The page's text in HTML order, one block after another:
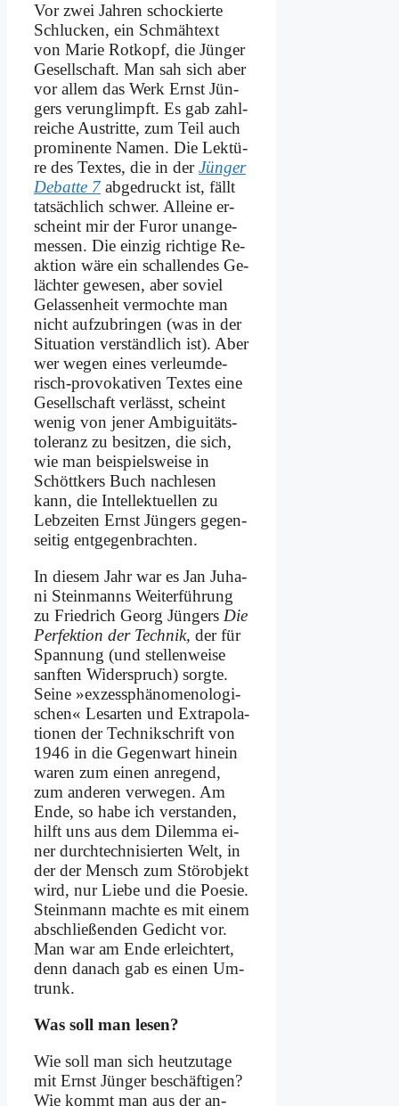
Vor zwei Jah­ren schockier­te
Schlucken, ein Schmäh­text
von Ma­rie Rot­kopf, die Jün­ger
Ge­sell­schaft. Man sah sich aber
vor al­lem das Werk Ernst Jün­
gers ver­un­glimpft. Es gab zahl­
rei­che Aus­trit­te, zum Teil auch
pro­mi­nen­te Na­men. Die Lek­tü­
re des Tex­tes, die in derJün­ger
De­bat­te 7 ab­ge­druckt ist, fällt
tat­säch­lich schwer. Al­lei­ne er­
scheint mir der Fu­ror un­an­ge­
mes­sen. Die ein­zig rich­ti­ge Re­
ak­ti­on wä­re ein schal­len­des Ge­
läch­ter ge­we­sen, aber so­viel
Ge­las­sen­heit ver­moch­te man
nicht auf­zu­brin­gen (was in der
Si­tua­ti­on ver­ständ­lich ist). Aber
wer we­gen ei­nes ver­leum­de­
risch-pro­vo­ka­ti­ven Tex­tes ei­ne
Ge­sell­schaft ver­lässt, scheint
we­nig von je­ner Am­bi­gui­täts­
to­le­ranz zu be­sit­zen, die sich,
wie man bei­spiels­wei­se in
Schött­kers Buch nach­le­sen
kann, die In­tel­lek­tu­el­len zu
Leb­zei­ten Ernst Jün­gers ge­gen­
sei­tig ent­ge­gen­brach­ten.
In die­sem Jahr war es Jan Juha­
ni Stein­manns Wei­ter­füh­rung
zu Fried­rich Ge­org Jün­gers Die
Per­fek­ti­on der Tech­nik, der für
Span­nung (und stel­len­wei­se
sanf­ten Wi­der­spruch) sorg­te.
Sei­ne »ex­zess­phä­no­me­no­lo­gi­
schen« Les­ar­ten und Ex­tra­po­la­
tio­nen der Tech­nik­schrift von
1946 in die Ge­gen­wart hin­ein
wa­ren zum ei­nen an­re­gend,
zum an­de­ren ver­we­gen. Am
En­de, so ha­be ich ver­stan­den,
hilft uns aus dem Di­lem­ma ei­
ner durch­tech­ni­sier­ten Welt, in
der der Mensch zum Stör­ob­jekt
wird, nur Lie­be und die Poe­sie.
Stein­mann mach­te es mit ei­nem
ab­schlie­ßen­den Ge­dicht vor.
Man war am En­de er­leich­tert,
denn da­nach gab es ei­nen Um­
trunk.
Was soll man le­sen?
Wie soll man sich heut­zu­ta­ge
mit Ernst Jün­ger be­schäf­ti­gen?
Wie kommt man aus der an­